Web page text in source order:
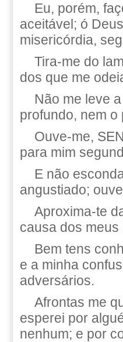
Eu, porém,
aceitável; ó
misericórdia,
Tira-me do
dos que me
Não me leve
profundo, nem
Ouve-me,
para mim
E não
angustiado;
Aproxima-te
causa dos meus
Bem tens
e a minha
adversários.
Afrontas me
esperei por
nenhum; e por